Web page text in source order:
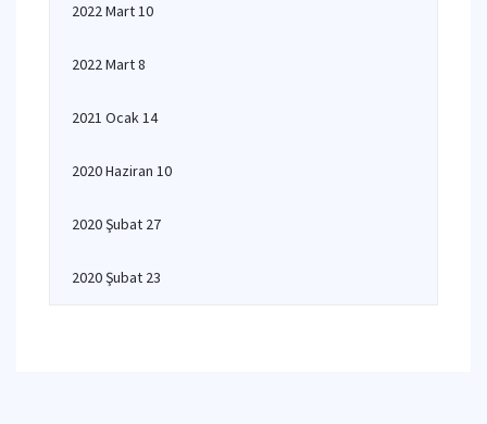
2022 Mart 10
2022 Mart 8
2021 Ocak 14
2020 Haziran 10
2020 Şubat 27
2020 Şubat 23